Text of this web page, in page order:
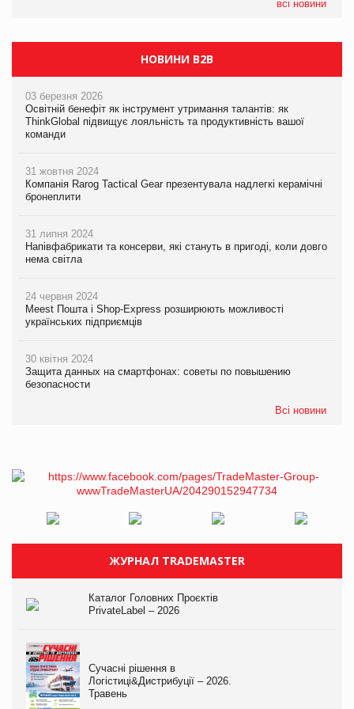
всі новини
НОВИНИ B2B
03 березня 2026
Освітній бенефіт як інструмент утримання талантів: як
ThinkGlobal підвищує лояльність та продуктивність вашої
команди
31 жовтня 2024
Компанія Rarog Tactical Gear презентувала надлегкі керамічні
бронеплити
31 липня 2024
Напівфабрикати та консерви, які стануть в пригоді, коли довго
нема світла
24 червня 2024
Meest Пошта і Shop-Express розширюють можливості
українських підприємців
30 квітня 2024
Защита данных на смартфонах: советы по повышению
безопасности
Всі новини
ЖУРНАЛ TRADEMASTER
Каталог Головних Проєктів
PrivateLabel – 2026
Сучасні рішення в
Логістиці&Дистрибуції – 2026.
Травень